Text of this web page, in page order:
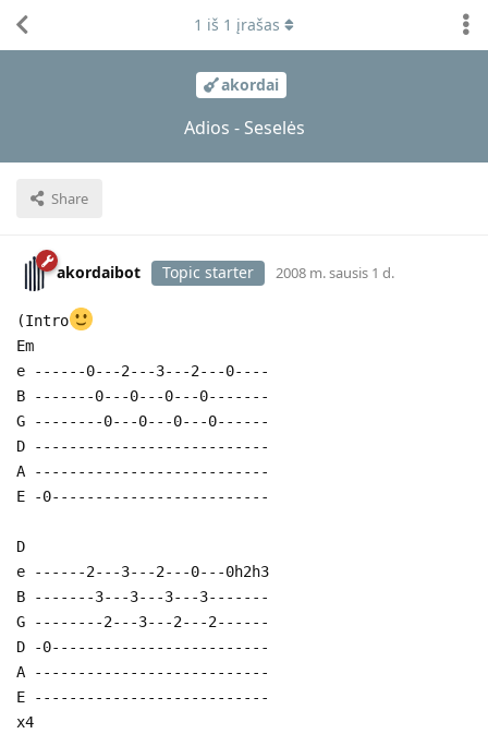
akordai
Adios - Seselės
Share
1 iš 1 įrašas
akordaibot Topic starter 2008 m. sausis 1 d.
(Intro
Em
e ------0---2---3---2---0----
B -------0---0---0---0-------
G --------0---0---0---0------
D ---------------------------
A ---------------------------
E -0-------------------------
D
e ------2---3---2---0---0h2h3
B -------3---3---3---3-------
G --------2---3---2---2------
D -0-------------------------
A ---------------------------
E ---------------------------
x4